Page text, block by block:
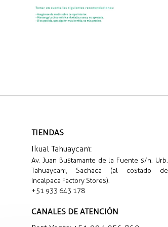
TIENDAS
Ikual Tahuaycani:
Av. Juan Bustamante de la Fuente s/n. Urb.
Tahuaycani, Sachaca (al costado de
Incalpaca Factory Stores).
+51 933 643 178
CANALES DE ATENCIÓN